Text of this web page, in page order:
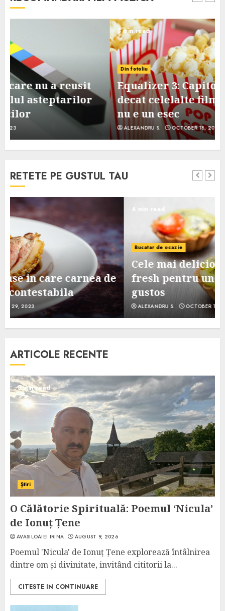
Din fotoliu
Equalizer 3: Capitolul final, mai slab
decat celelalte filme din serie, dar
nu e un esec
OCTOBER 18, 2023
RETETE PE GUSTUL TAU
4 min read
Bucatar de ocazie
Cele mai delicioase retete de tarte
fresh pentru un desert sanatos si
gustos
ALEXANDRU S. OCTOBER 11, 2023
ARTICOLE RECENTE
5 min read
Știri
O Călătorie Spirituală: Poemul ‘Nicula’
de Ionuț Țene
AVASILOAIEI IRINA AUGUST 9, 2026
Poemul 'Nicula' de Ionuț Țene explorează întâlnirea
dintre om și divinitate, invitând cititorii la...
CITESTE IN CONTINUARE